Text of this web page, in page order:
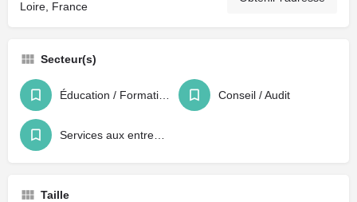
Loire, France
Secteur(s)
Conseil / Audit
Taille